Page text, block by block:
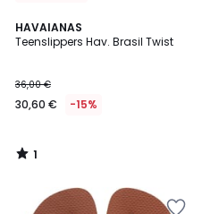
HAVAIANAS
Teenslippers Hav. Brasil Twist
36,00 €
30,60 € -15%
1
/
1
/